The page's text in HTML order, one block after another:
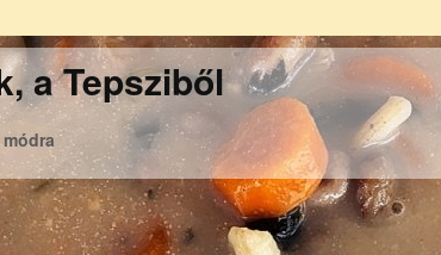
a Tepsziből